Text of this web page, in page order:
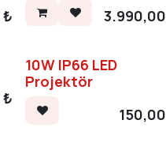
₺
3.990,00
₺
10W IP66 LED
Projektör
150,00